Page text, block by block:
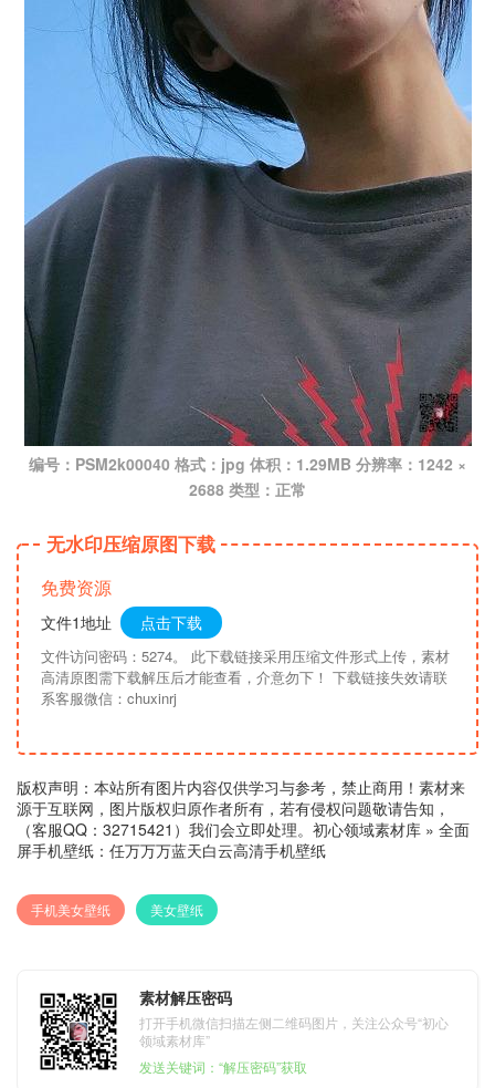
编号：PSM2k00040 格式：jpg 体积：1.29MB 分辨率：1242 ×
2688 类型：正常
无水印压缩原图下载
免费资源
文件1地址 点击下载
文件访问密码：5274。 此下载链接采用压缩文件形式上传，素材
高清原图需下载解压后才能查看，介意勿下！ 下载链接失效请联
系客服微信：chuxinrj
版权声明：本站所有图片内容仅供学习与参考，禁止商用！素材来
源于互联网，图片版权归原作者所有，若有侵权问题敬请告知，
（客服QQ：32715421）我们会立即处理。 初心领域素材库 » 全面
屏手机壁纸：任万万万蓝天白云高清手机壁纸
手机美女壁纸 美女壁纸
素材解压密码
打开手机微信扫描左侧二维码图片，关注公众号“初心
领域素材库”
发送关键词：“解压密码”获取